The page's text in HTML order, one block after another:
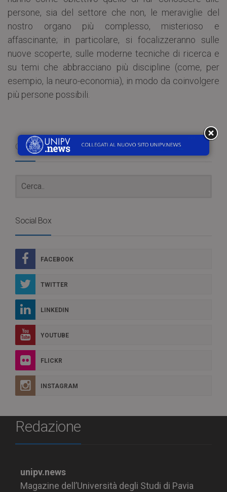
persone, sia del settore che non, le meraviglie del
nostro organo più complesso, misterioso e
affascinante; in particolare, si focalizzeranno sulle
nuove scoperte, sulle moderne tecniche di ricerca e
su temi che abbracciano più discipline (come, per
esempio, la neuro-economia), in modo da coinvolgere
più persone possibili.
Cerca
Social Box
FACEBOOK
TWITTER
LINKEDIN
YOUTUBE
FLICKR
INSTAGRAM
Redazione
unipv.news
Magazine dell’Università degli Studi di Pavia